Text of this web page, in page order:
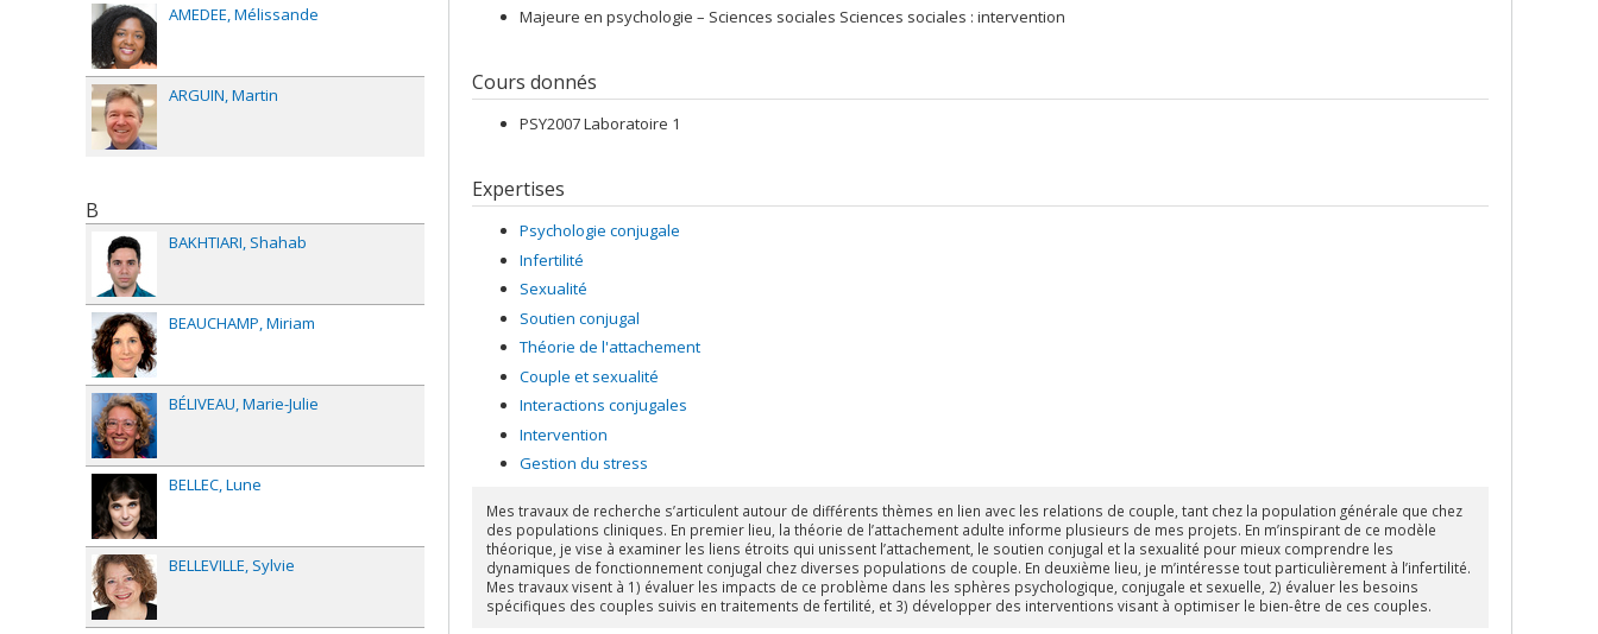
Majeure en psychologie – Sciences sociales Sciences sociales : intervention
Cours donnés
PSY2007 Laboratoire 1
Expertises
Psychologie conjugale
Infertilité
Sexualité
Soutien conjugal
Théorie de l'attachement
Couple et sexualité
Interactions conjugales
Intervention
Gestion du stress
Mes travaux de recherche s’articulent autour de différents thèmes en lien avec les relations de couple, tant chez la population générale que chez
des populations cliniques. En premier lieu, la théorie de l’attachement adulte informe plusieurs de mes projets. En m’inspirant de ce modèle
théorique, je vise à examiner les liens étroits qui unissent l’attachement, le soutien conjugal et la sexualité pour mieux comprendre les
dynamiques de fonctionnement conjugal chez diverses populations de couple. En deuxième lieu, je m’intéresse tout particulièrement à l’infertilité.
Mes travaux visent à 1) évaluer les impacts de ce problème dans les sphères psychologique, conjugale et sexuelle, 2) évaluer les besoins
spécifiques des couples suivis en traitements de fertilité, et 3) développer des interventions visant à optimiser le bien-être de ces couples.
AMEDEE Mélissande
ARGUIN Martin
B
BAKHTIARI Shahab
BEAUCHAMP Miriam
BÉLIVEAU Marie-Julie
BELLEC Lune
BELLEVILLE Sylvie